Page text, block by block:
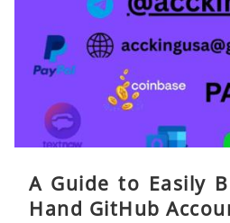
A Guide to Easily
Hand GitHub